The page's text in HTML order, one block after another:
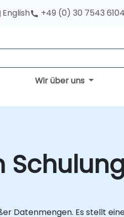
English +49 (0) 30 7543 6104
Wir über uns
Datenmengen. Es stellt